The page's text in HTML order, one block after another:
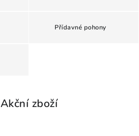
Přídavné pohony
Akční zboží